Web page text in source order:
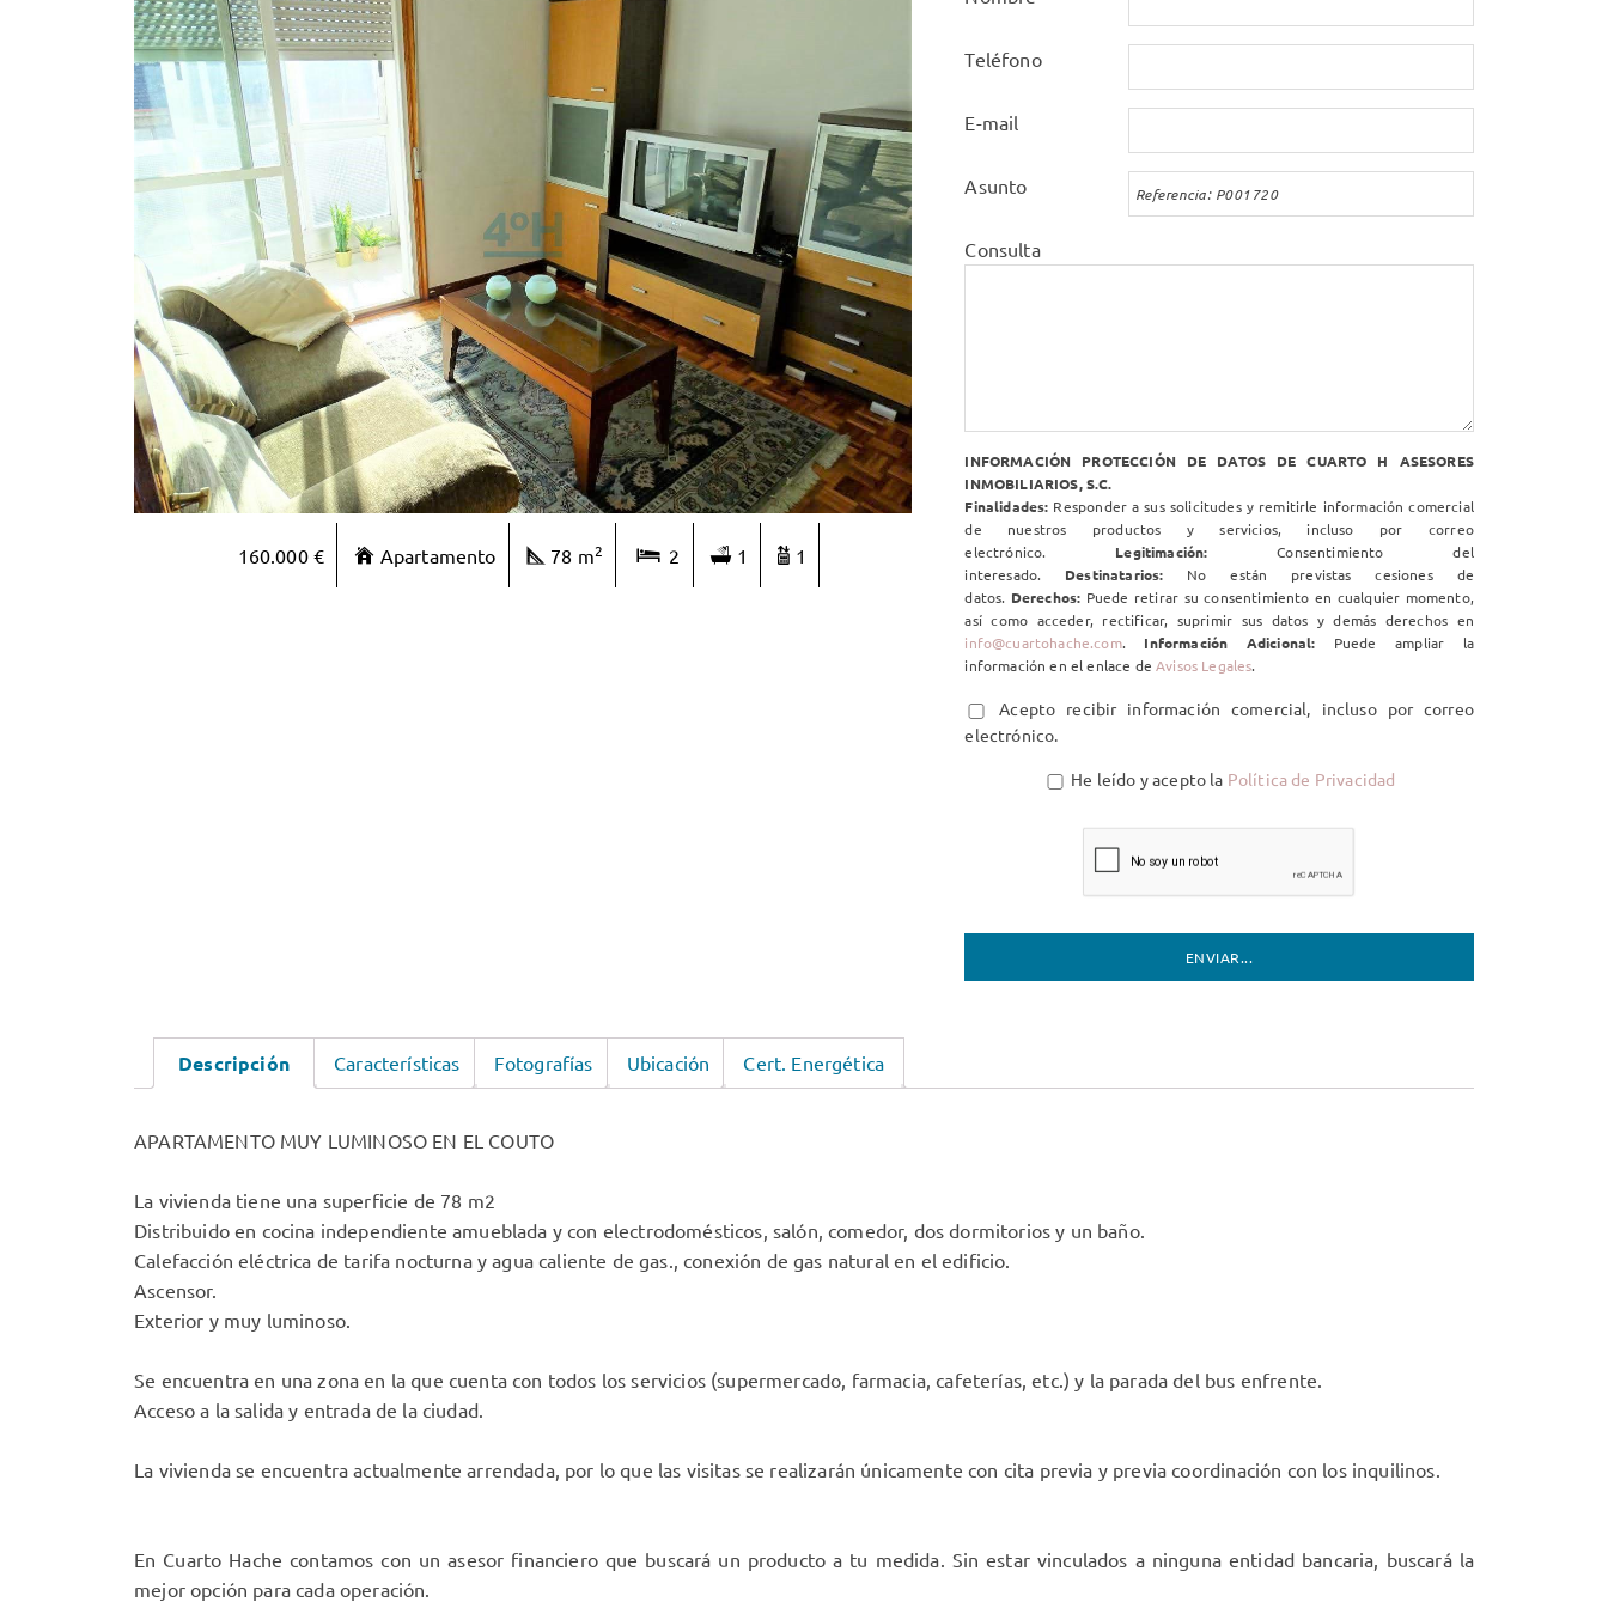
160.000 € Apartamento 78 m2 2 1 1
Teléfono
E-mail
Asunto
Consulta
INFORMACIÓN PROTECCIÓN DE DATOS DE CUARTO H ASESORES
INMOBILIARIOS, S.C.
Finalidades: Responder a sus solicitudes y remitirle información comercial
de nuestros productos y servicios, incluso por correo
electrónico. Legitimación: Consentimiento del
interesado. Destinatarios: No están previstas cesiones de
datos. Derechos: Puede retirar su consentimiento en cualquier momento,
así como acceder, rectificar, suprimir sus datos y demás derechos en
info@cuartohache.com. Información Adicional: Puede ampliar la
información en el enlace deAvisos Legales.
Acepto recibir información comercial, incluso por correo
electrónico.
He leído y acepto la Política de Privacidad
Descripción Características Fotografías Ubicación Cert. Energética
APARTAMENTO MUY LUMINOSO EN EL COUTO
La vivienda tiene una superficie de 78 m2
Distribuido en cocina independiente amueblada y con electrodomésticos, salón, comedor, dos dormitorios y un baño.
Calefacción eléctrica de tarifa nocturna y agua caliente de gas., conexión de gas natural en el edificio.
Ascensor.
Exterior y muy luminoso.
Se encuentra en una zona en la que cuenta con todos los servicios (supermercado, farmacia, cafeterías, etc.) y la parada del bus enfrente.
Acceso a la salida y entrada de la ciudad.
La vivienda se encuentra actualmente arrendada, por lo que las visitas se realizarán únicamente con cita previa y previa coordinación con los inquilinos.
En Cuarto Hache contamos con un asesor financiero que buscará un producto a tu medida. Sin estar vinculados a ninguna entidad bancaria, buscará la
mejor opción para cada operación.